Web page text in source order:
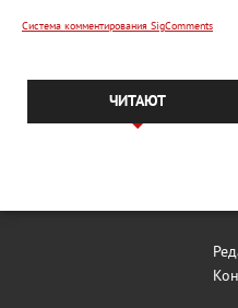
Система комментирования SigComments
ЧИТАЮТ